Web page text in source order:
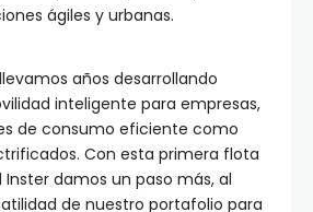
ágiles y urbanas.
años desarrollando
inteligente para empresas,
de consumo eficiente como
Con esta primera flota
Inster damos un paso más, al
de nuestro portafolio para